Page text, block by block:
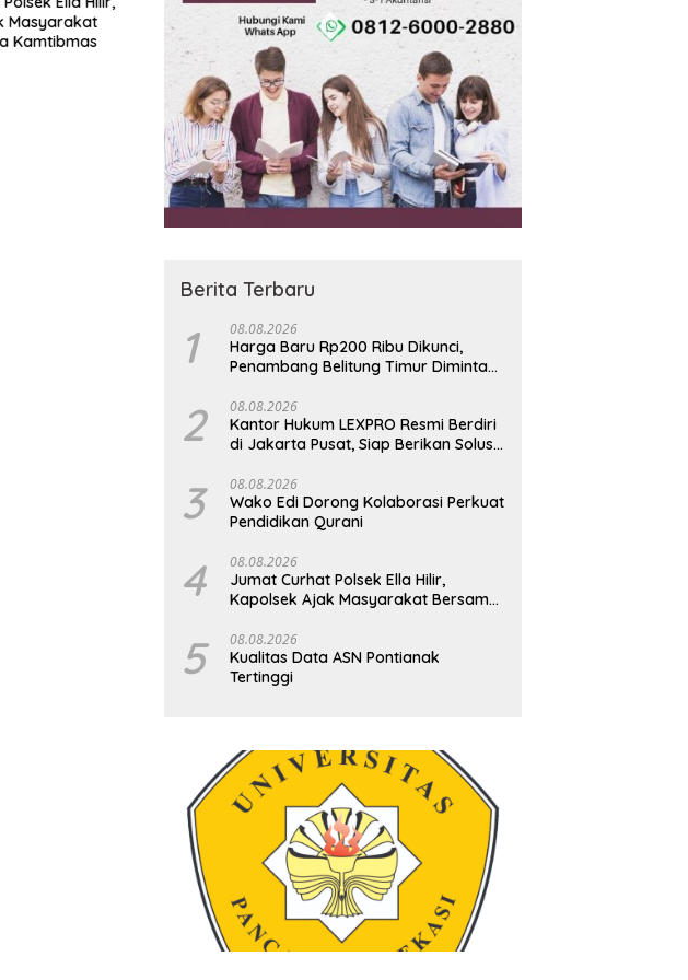
Masyarakat
Kamtibmas
Siap Kepung Kantor Bupati
Jika Janji OC 73 Rp200 Ribu
Ingkar
Berita Terbaru
1 08.08.2026
Harga Baru Rp200 Ribu Dikunci,
Penambang Belitung Timur Diminta
2 08.08.2026
Kantor Hukum LEXPRO Resmi Berdiri
di Jakarta Pusat, Siap Berikan Solusi
3 08.08.2026
Wako Edi Dorong Kolaborasi Perkuat
Pendidikan Qurani
4 08.08.2026
Jumat Curhat Polsek Ella Hilir,
Kapolsek Ajak Masyarakat Bersama
5 08.08.2026
Kualitas Data ASN Pontianak
Tertinggi